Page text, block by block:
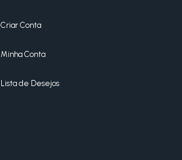
Criar Conta
Minha Conta
Lista de Desejos